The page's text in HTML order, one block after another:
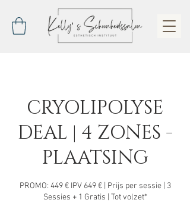
CRYOLIPOLYSE
DEAL | 4 ZONES -
PLAATSING
PROMO: 449 € IPV 649 € | Prijs per sessie | 3
Sessies + 1 Gratis | Tot volzet*